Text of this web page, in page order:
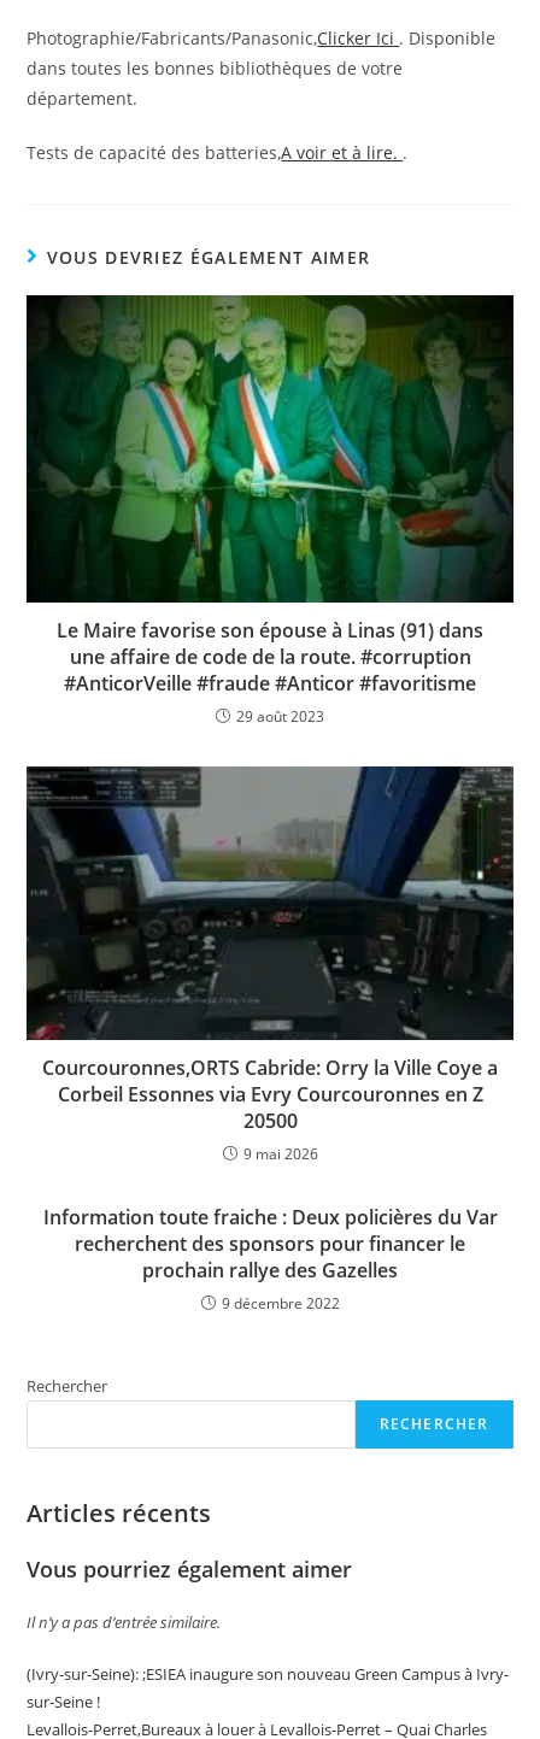
Photographie/Fabricants/Panasonic,Clicker Ici . Disponible
dans toutes les bonnes bibliothèques de votre
département.
Tests de capacité des batteries,A voir et à lire. .
VOUS DEVRIEZ ÉGALEMENT AIMER
Le Maire favorise son épouse à Linas (91) dans
une affaire de code de la route. #corruption
#AnticorVeille #fraude #Anticor #favoritisme
29 août 2023
Courcouronnes,ORTS Cabride: Orry la Ville Coye a
Corbeil Essonnes via Evry Courcouronnes en Z
20500
9 mai 2026
Information toute fraiche : Deux policières du Var
recherchent des sponsors pour financer le
prochain rallye des Gazelles
9 décembre 2022
Rechercher
RECHERCHER
Articles récents
Vous pourriez également aimer
Il n’y a pas d’entrée similaire.
(Ivry-sur-Seine): ;ESIEA inaugure son nouveau Green Campus à Ivry-
sur-Seine !
Levallois-Perret,Bureaux à louer à Levallois-Perret – Quai Charles